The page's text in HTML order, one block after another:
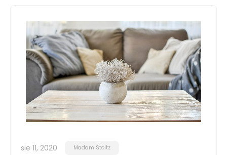
sie 11, 2020 Madam Stoltz